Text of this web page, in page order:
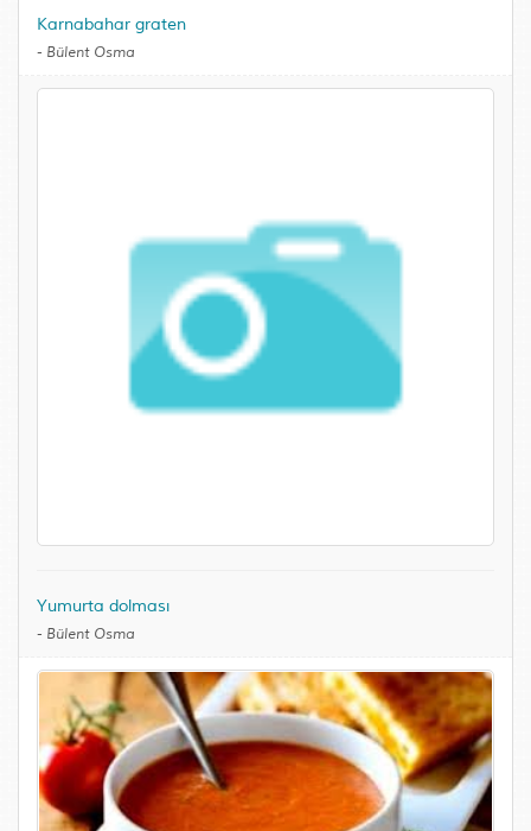
Karnabahar graten
- Bülent Osma
Yumurta dolması
- Bülent Osma